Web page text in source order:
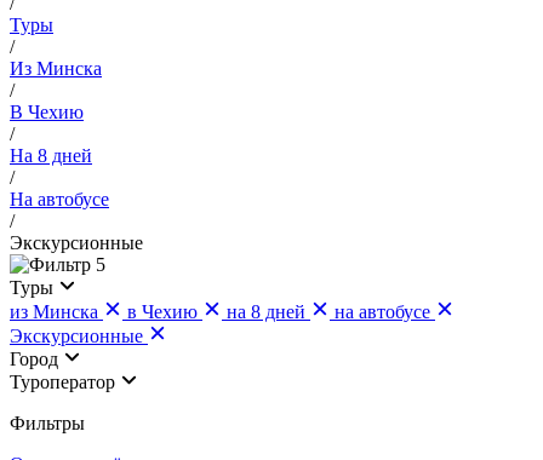
Туры
/
Из Минска
/
В Чехию
/
На 8 дней
/
На автобусе
/
Экскурсионные
5
Туры
из Минска
в Чехию на 8 дней
на автобусе
Экскурсионные
Город
Туроператор
Фильтры